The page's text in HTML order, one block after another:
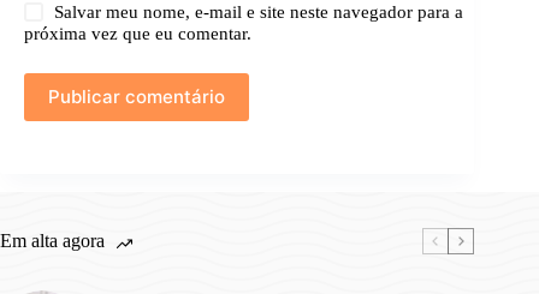
Salvar meu nome, e-mail e site neste navegador para a
próxima vez que eu comentar.
Publicar comentário
Em alta agora